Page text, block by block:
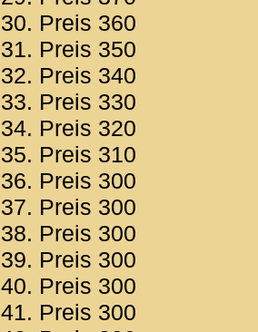
30. Preis 360
31. Preis 350
32. Preis 340
33. Preis 330
34. Preis 320
35. Preis 310
36. Preis 300
37. Preis 300
38. Preis 300
39. Preis 300
40. Preis 300
41. Preis 300